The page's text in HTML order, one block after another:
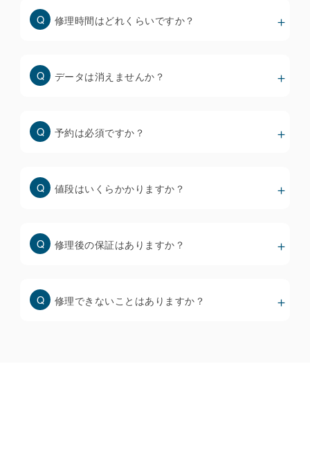
なります。
・ホームページには安い修理料金のみを提示して、来
いです。
・破損状態を軽度、重度で価格を変えている修理店も
安いディスプレイは色味やタッチ操作性が悪いだけで
なく、すぐに不具合を起こすリスクが高くなりますの
スマホ画面修理の価格と品質について
修理時間はどれくらいですか？
データは消えませんか？
予約は必須ですか？
値段はいくらかかりますか？
修理後の保証はありますか？
修理できないことはありますか？